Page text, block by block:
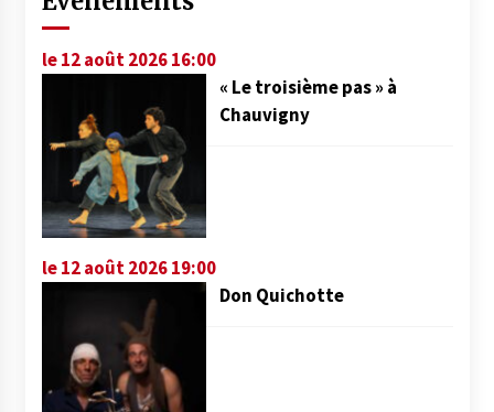
le 12 août 2026 16:00
« Le troisième pas » à
Chauvigny
le 12 août 2026 19:00
Don Quichotte